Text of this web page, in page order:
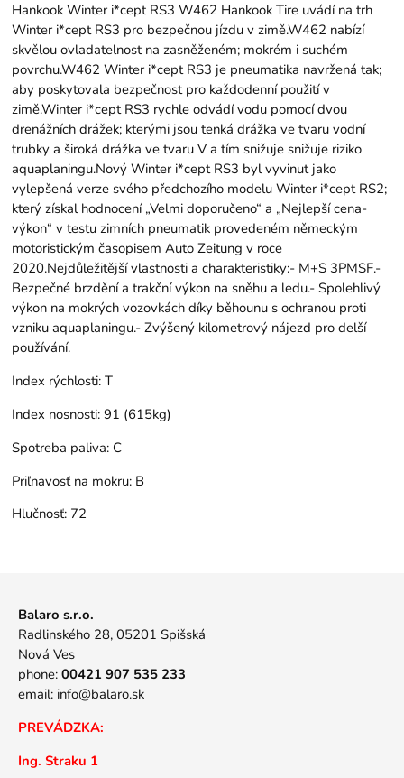
Hankook Winter i*cept RS3 W462 Hankook Tire uvádí na trh
Winter i*cept RS3 pro bezpečnou jízdu v zimě.W462 nabízí
skvělou ovladatelnost na zasněženém; mokrém i suchém
povrchu.W462 Winter i*cept RS3 je pneumatika navržená tak;
aby poskytovala bezpečnost pro každodenní použití v
zimě.Winter i*cept RS3 rychle odvádí vodu pomocí dvou
drenážních drážek; kterými jsou tenká drážka ve tvaru vodní
trubky a široká drážka ve tvaru V a tím snižuje snižuje riziko
aquaplaningu.Nový Winter i*cept RS3 byl vyvinut jako
vylepšená verze svého předchozího modelu Winter i*cept RS2;
který získal hodnocení „Velmi doporučeno“ a „Nejlepší cena-
výkon“ v testu zimních pneumatik provedeném německým
motoristickým časopisem Auto Zeitung v roce
2020.Nejdůležitější vlastnosti a charakteristiky:- M+S 3PMSF.-
Bezpečné brzdění a trakční výkon na sněhu a ledu.- Spolehlivý
výkon na mokrých vozovkách díky běhounu s ochranou proti
vzniku aquaplaningu.- Zvýšený kilometrový nájezd pro delší
používání.
Index rýchlosti: T
Index nosnosti: 91 (615kg)
Spotreba paliva: C
Priľnavosť na mokru: B
Hlučnosť: 72
Balaro s.r.o.
Radlinského 28, 05201 Spišská
Nová Ves
phone: 00421 907 535 233
email: info@balaro.sk
PREVÁDZKA:
Ing. Straku 1